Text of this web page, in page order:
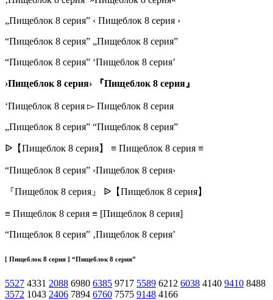
„Пищеблок 8 серия” ‹ Пищеблок 8 серия ›
“Пищеблок 8 серия” „Пищеблок 8 серия”
“Пищеблок 8 серия” ‘Пищеблок 8 серия’
›Пищеблок 8 серия› 『Пищеблок 8 серия』
‘Пищеблок 8 серия ▻ Пищеблок 8 серия
„Пищеблок 8 серия” “Пищеблок 8 серия”
ᐉ【Пищеблок 8 серия】 ≡ Пищеблок 8 серия ≡
“Пищеблок 8 серия” ‹Пищеблок 8 серия›
『Пищеблок 8 серия』 ᐉ【Пищеблок 8 серия】
≡ Пищеблок 8 серия ≡ [Пищеблок 8 серия]
“Пищеблок 8 серия” ‚Пищеблок 8 серия’
[ Пищеблок 8 серия ] “Пищеблок 8 серия”
5527 4331 2088 6980 6385 9717 5589 6212 6038 4140 9410 8488
3572 1043 2406 7894 6760 7575 9148 4166